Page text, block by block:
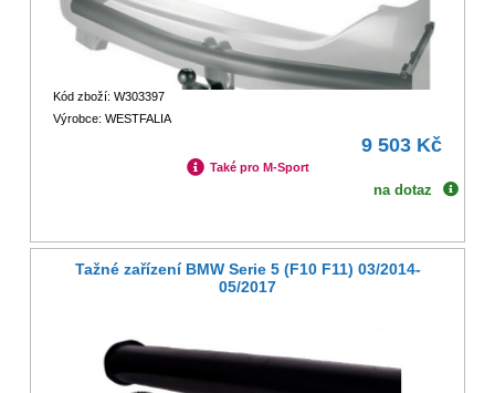
Kód zboží: W303397
Výrobce: WESTFALIA
9 503 Kč
Také pro M-Sport
na dotaz
Tažné zařízení BMW Serie 5 (F10 F11) 03/2014-
05/2017